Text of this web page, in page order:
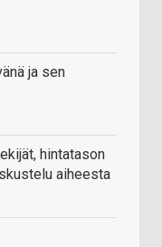
ja sen
hintatason
aiheesta